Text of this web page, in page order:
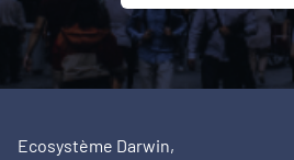
Ecosystème Darwin,